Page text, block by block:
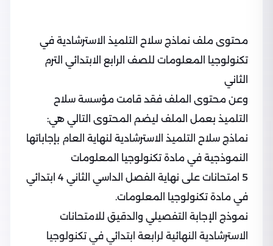
محتوى ملف نماذج سلاح التلميذ الاسترشادية في
تكنولوجيا المعلومات للصف الرابع الابتدائي الترم
الثاني
وعن محتوى الملف فقد قامت مؤسسة سلاح
التلميذ بعمل الملف ليضم المحتوى التالي هي:
نماذج سلاح التلميذ الاسترشادية لنهاية العام بإجاباتها
النموذجية في مادة تكنولوجيا المعلومات
5 امتحانات على نهاية الفصل الداسي الثاني 4 ابتدائي
في مادة تكنولوجيا المعلومات.
نموذج الإجابة التفصيلي والدقيق للامتحانات
الاسترشادية النهائية لرابعة ابتدائي في تكنولوجيا